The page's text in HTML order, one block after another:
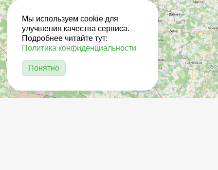
Мы используем cookie для
улучшения качества сервиса.
Подробнее читайте тут:
Политика конфиденциальности
Понятно